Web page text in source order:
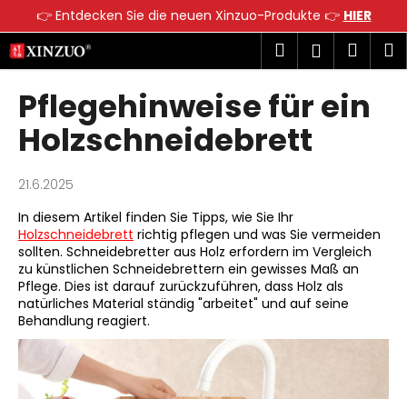
👉 Entdecken Sie die neuen Xinzuo-Produkte 👉 HIER
Zum
Inhalt
springen
Suchen
Login
Pflegehinweise für ein
Holzschneidebrett
21.6.2025
In diesem Artikel finden Sie Tipps, wie Sie Ihr
Holzschneidebrett richtig pflegen und was Sie vermeiden
sollten. Schneidebretter aus Holz erfordern im Vergleich
zu künstlichen Schneidebrettern ein gewisses Maß an
Pflege. Dies ist darauf zurückzuführen, dass Holz als
natürliches Material ständig "arbeitet" und auf seine
Behandlung reagiert.
a
Zurück
zum
Zurück
zum
W
a
s
u
c
h
e
n
S
i
e
?